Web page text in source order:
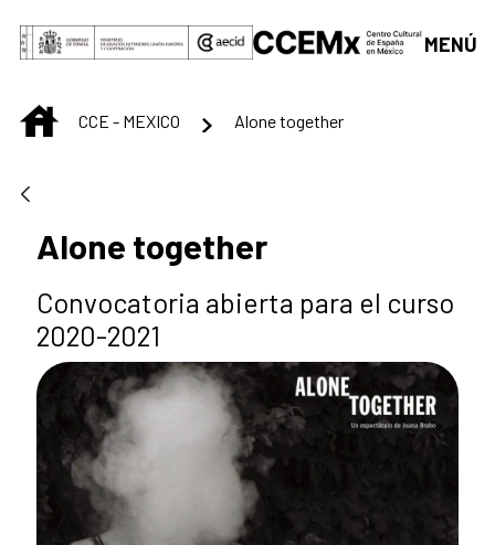
Saltar al contenido principal
MENÚ
INICIOCCE - MEXICO Alone together
Alone together
Convocatoria abierta para el curso
2020-2021